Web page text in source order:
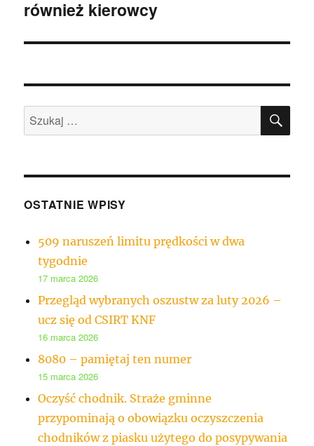
również kierowcy
Szukaj:
OSTATNIE WPISY
509 naruszeń limitu prędkości w dwa
tygodnie
17 marca 2026
Przegląd wybranych oszustw za luty 2026 –
ucz się od CSIRT KNF
16 marca 2026
8080 – pamiętaj ten numer
15 marca 2026
Oczyść chodnik. Straże gminne
przypominają o obowiązku oczyszczenia
chodników z piasku użytego do posypywania